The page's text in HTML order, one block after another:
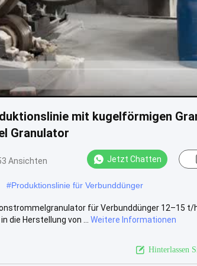
mit kugelförmigen
Granulator
Ansichten Jetzt Chatten
#Produktionslinie für Verbunddünger
für Verbunddünger 12–15 t/
die Herstellung von ...
Weitere Informationen
Hinterlassen